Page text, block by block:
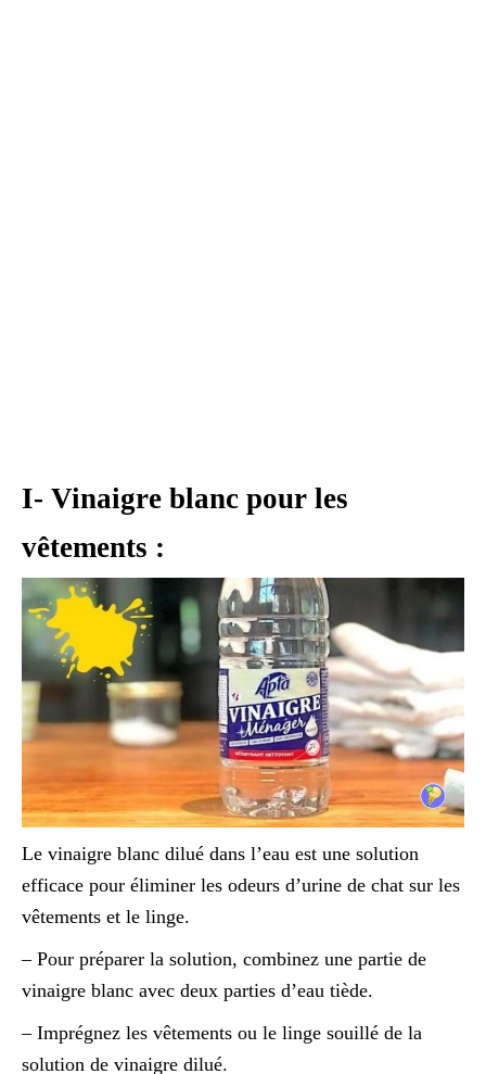
I- Vinaigre blanc pour les
vêtements :
Le vinaigre blanc dilué dans l’eau est une solution
efficace pour éliminer les odeurs d’urine de chat sur les
vêtements et le linge.
– Pour préparer la solution, combinez une partie de
vinaigre blanc avec deux parties d’eau tiède.
– Imprégnez les vêtements ou le linge souillé de la
solution de vinaigre dilué.